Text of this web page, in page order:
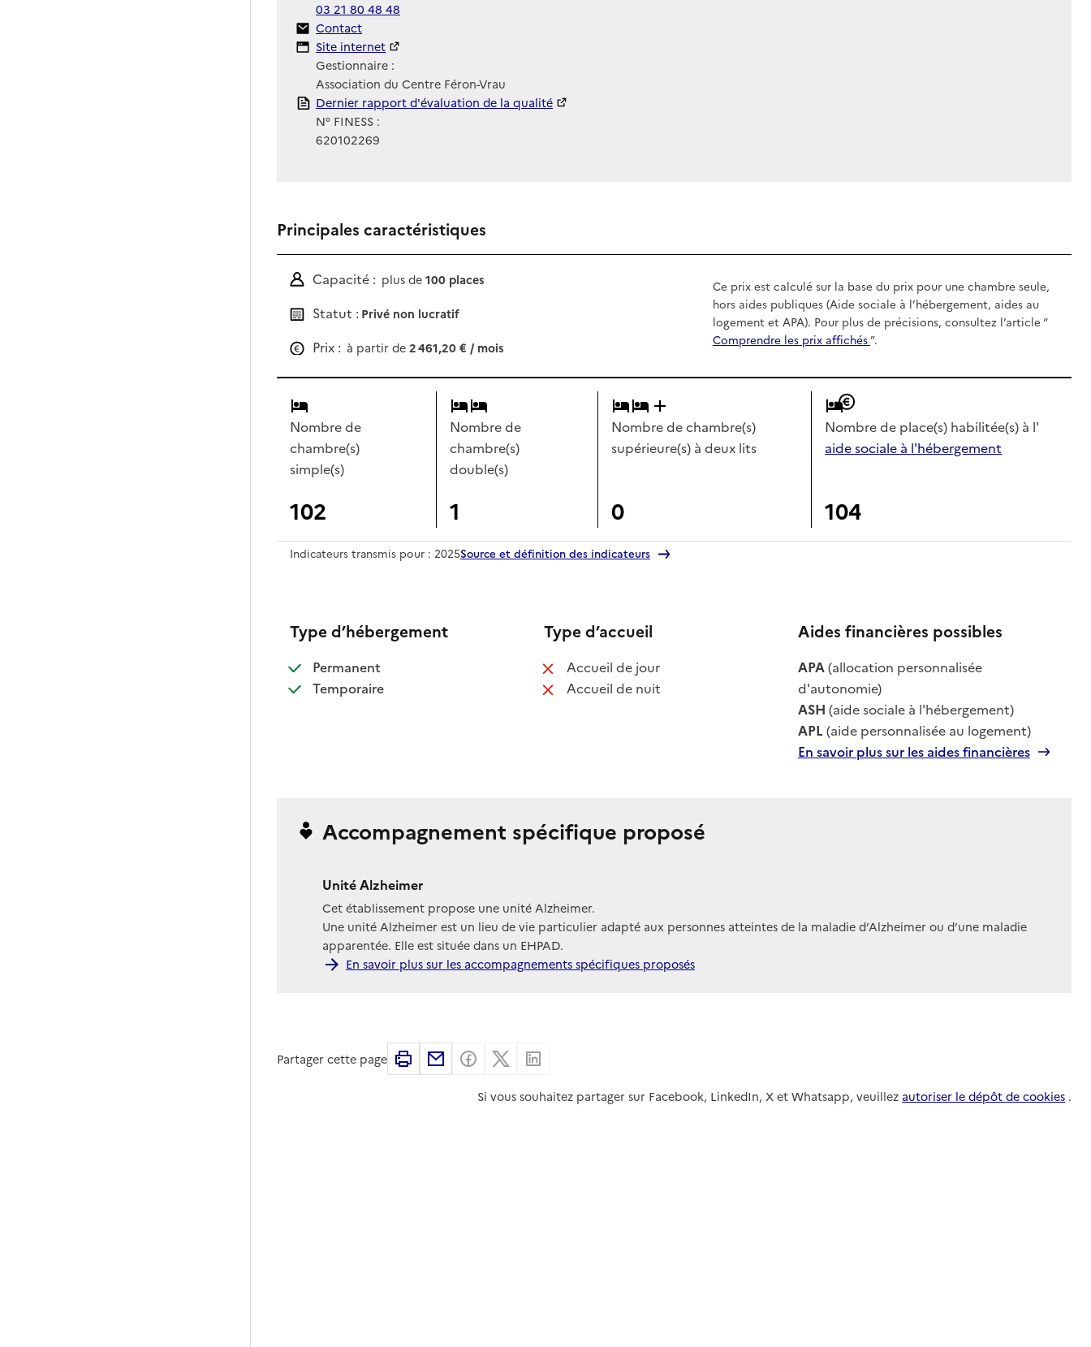
03 21 80 48 48
Contact
Contact
Site Internet
Site internet
Gestionnaire :
Association du Centre Féron-Vrau
Rapport HAS
Dernier rapport d'évaluation de la qualité
N° FINESS :
620102269
Principales caractéristiques
Capacité : plus de 100 places
Statut : Privé non lucratif
Prix : à partir de 2 461,20 € / mois
Ce prix est calculé sur la base du prix pour une chambre seule,
hors aides publiques (Aide sociale à l’hébergement, aides au
logement et APA). Pour plus de précisions, consultez l’article “
Comprendre les prix affichés”.
Nombre de
chambre(s)
simple(s)
102
Nombre de
chambre(s)
double(s)
1
Nombre de chambre(s)
supérieure(s) à deux lits
0
Nombre de place(s) habilitée(s) à l'
aide sociale à l'hébergement
104
Indicateurs transmis pour : 2025Source et définition des indicateurs
Type d’hébergement
Permanent: disponible
Temporaire: disponible
Type d’accueil
Accueil de jour: non disponible
Accueil de nuit: non disponible
Aides financières possibles
APA(allocation personnalisée
d'autonomie)
ASH (aide sociale à l'hébergement)
APL(aide personnalisée au logement)
En savoir plus sur les aides financières
Accompagnement spécifique proposé
Unité Alzheimer
Cet établissement propose une unité Alzheimer.
Une unité Alzheimer est un lieu de vie particulier adapté aux personnes atteintes de la maladie d’Alzheimer ou d’une maladie
apparentée. Elle est située dans un EHPAD.
En savoir plus sur les accompagnements spécifiques proposés
Partager cette page ImprimerPartager par email
Partager sur Facebook
Partager sur X
Si vous souhaitez partager sur Facebook, LinkedIn, X et Whatsapp, veuillez autoriser le dépôt de cookies .